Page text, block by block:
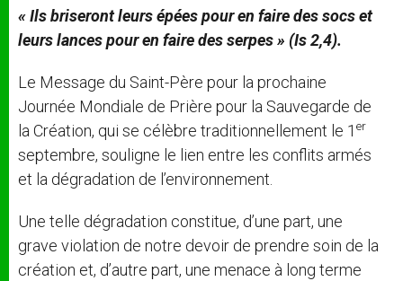
«Ilsbriserontleursépéespouren fairedessocset
leurslancespouren fairedesserpes» (Is2,4).
Le Message du Saint-Père pour la prochaine
Journée Mondiale de Prière pour la Sauvegarde de
la Création, qui se célèbre traditionnellement le 1 er
septembre, souligne le lien entre les conflits armés
et la dégradation de l’environnement.
Une telle dégradation constitue, d’une part, une
grave violation de notre devoir de prendre soin de la
création et, d’autre part, une menace à long terme